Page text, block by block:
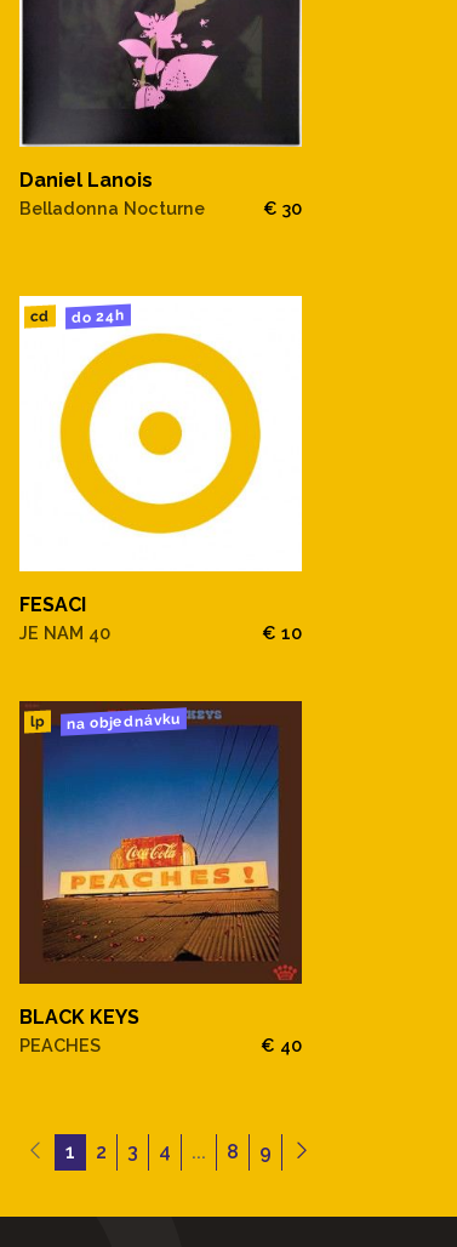
Daniel Lanois
Belladonna Nocturne € 30
cd do 24h
FESACI
JE NAM 40 € 10
lp na objednávku
BLACK KEYS
PEACHES € 40
1 2 3 4 ... 8 9